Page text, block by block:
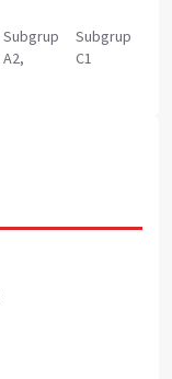
Subgrup
A2,
Subgrup
C1